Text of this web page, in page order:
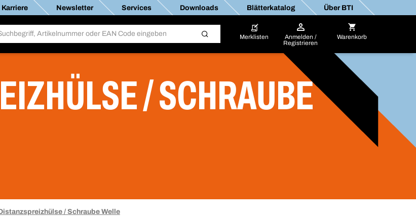
Karriere Newsletter Services Downloads Blätterkatalog Über BTI
Merklisten
Anmelden /
Registrieren
Warenkorb
/ SCHRAUBE
/ Schraube Welle